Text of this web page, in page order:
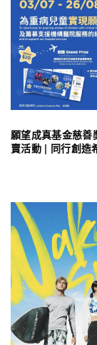
願望成真基金慈善
賣活動 | 同行創造